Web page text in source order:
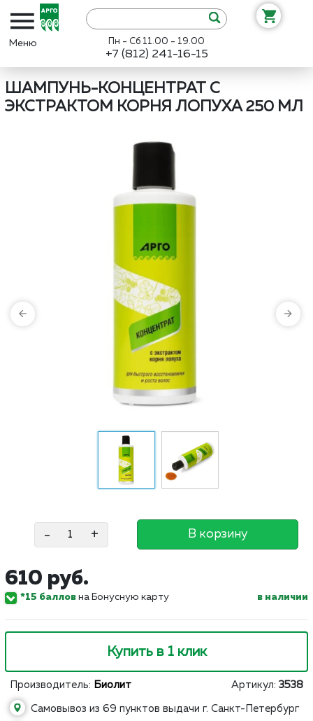
Пн - Сб 11.00 - 19.00
+7 (812) 241-16-15
ШАМПУНЬ-КОНЦЕНТРАТ С
ЭКСТРАКТОМ КОРНЯ ЛОПУХА 250 МЛ
- + В корзину
610 руб.
*15 баллов на Бонусную карту в наличии
Купить в 1 клик
Производитель: Биолит Артикул: 3538
Самовывоз из 69 пунктов выдачи г. Санкт-Петербург